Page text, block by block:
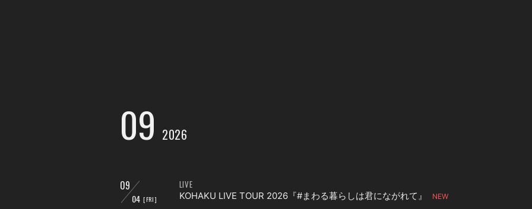
09 2026
09
04 [FRI]
LIVE
KOHAKU LIVE TOUR 2026『#まわる暮らしは君にながれて』